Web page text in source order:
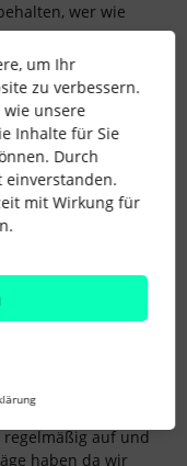
wer wie
Forum|Forum|4 years ago
ja bereits die 6/9
die mit der
auf und
haben da wir
um Ihr
zu verbessern.
wie unsere
Inhalte für Sie
Durch
einverstanden.
mit Wirkung für